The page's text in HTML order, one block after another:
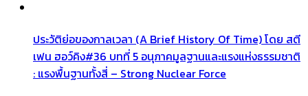
ประวัติย่อของกาลเวลา (A Brief History Of Time) โดย สตี
เฟน ฮอว์คิง#36 บทที่ 5 อนุภาคมูลฐานและแรงแห่งธรรมชาติ
: แรงพื้นฐานทั้งสี่ – Strong Nuclear Force